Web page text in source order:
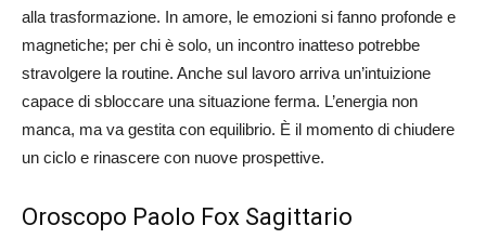
alla trasformazione. In amore, le emozioni si fanno profonde e
magnetiche; per chi è solo, un incontro inatteso potrebbe
stravolgere la routine. Anche sul lavoro arriva un’intuizione
capace di sbloccare una situazione ferma. L’energia non
manca, ma va gestita con equilibrio. È il momento di chiudere
un ciclo e rinascere con nuove prospettive.
Oroscopo Paolo Fox Sagittario